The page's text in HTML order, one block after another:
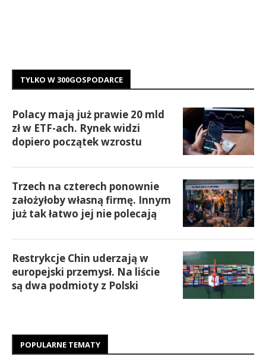
TYLKO W 300GOSPODARCE
Polacy mają już prawie 20 mld
zł w ETF-ach. Rynek widzi
dopiero początek wzrostu
Trzech na czterech ponownie
założyłoby własną firmę. Innym
już tak łatwo jej nie polecają
Restrykcje Chin uderzają w
europejski przemysł. Na liście
są dwa podmioty z Polski
POPULARNE TEMATY